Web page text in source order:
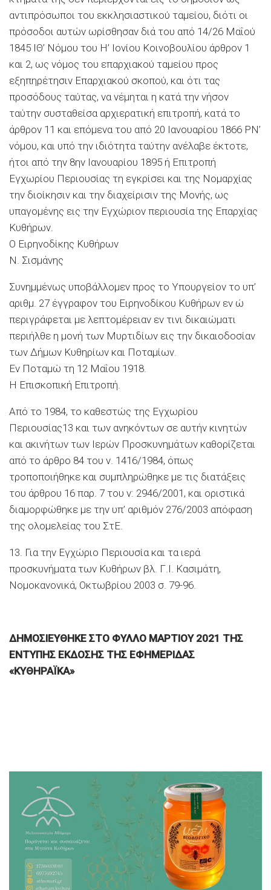
αντιπρόσωποι του εκκλησιαστικού ταµείου, διότι οι
πρόσοδοι αυτών ωρίσθησαν διά του από 14/26 Μαΐού
1845 ΙΘ’ Νόµου του Η’ Ιονίου Κοινοβουλίου άρθρον 1
και 2, ως νόµος του επαρχιακού ταµείου προς
εξηπηρέτησιν Επαρχιακού σκοπού, και ότι τας
προσόδους ταύτας, να νέµηται η κατά την νήσον
ταύτην συσταθείσα αρχιερατική επιτροπή, κατά το
άρθρον 11 και επόµενα του από 20 Ιανουαρίου 1866 ΡΝ’
νόµου, και υπό την ιδιότητα ταύτην ανέλαβε έκτοτε,
ήτοι από την 8ην Ιανουαρίου 1895 ή Επιτροπή
Εγχωρίου Περιουσίας τη εγκρίσει και της Νοµαρχίας
την διοίκησιν και την διαχείρισιν της Μονής, ως
υπαγοµένης εις την Εγχώριον περιουσία της Επαρχίας
Κυθήρων.
Ο Ειρηνοδίκης Κυθήρων
Ν. Σισµάνης
Συνηµµένως υποβάλλοµεν προς το Υπουργείον το υπ’
αριθµ. 27 έγγραφον του Ειρηνοδίκου Κυθήρων εν ώ
περιγράφεται µε λεπτοµέρειαν εν τινι δικαιώµατι
περιήλθε η µονή των Μυρτιδίων εις την δικαιοδοσίαν
των Δήµων Κυθηρίων και Ποταµίων.
Εν Ποταµώ τη 12 Μαΐου 1918.
Η Επισκοπική Επιτροπή.
Από το 1984, το καθεστώς της Εγχωρίου
Περιουσίας13 και των ανηκόντων σε αυτήν κινητών
και ακινήτων των Ιερών Προσκυνηµάτων καθορίζεται
από το άρθρο 84 του ν. 1416/1984, όπως
τροποποιήθηκε και συµπληρώθηκε µε τις διατάξεις
του άρθρου 16 παρ. 7 του ν: 2946/2001, και οριστικά
διαµορφώθηκε µε την υπ’ αριθµόν 276/2003 απόφαση
της ολοµελείας του ΣτΕ.
13. Για την Εγχώριο Περιουσία και τα ιερά
προσκυνήµατα των Κυθήρων βλ. Γ.Ι. Κασιµάτη,
Νοµοκανονικά, Οκτωβρίου 2003 σ. 79-96.
ΔΗΜΟΣΙΕΥΘΗΚΕ ΣΤΟ ΦΥΛΛΟ ΜΑΡΤΙΟΥ 2021 ΤΗΣ
ΕΝΤΥΠΗΣ ΕΚΔΟΣΗΣ ΤΗΣ ΕΦΗΜΕΡΙΔΑΣ
«ΚΥΘΗΡΑΪΚΑ»